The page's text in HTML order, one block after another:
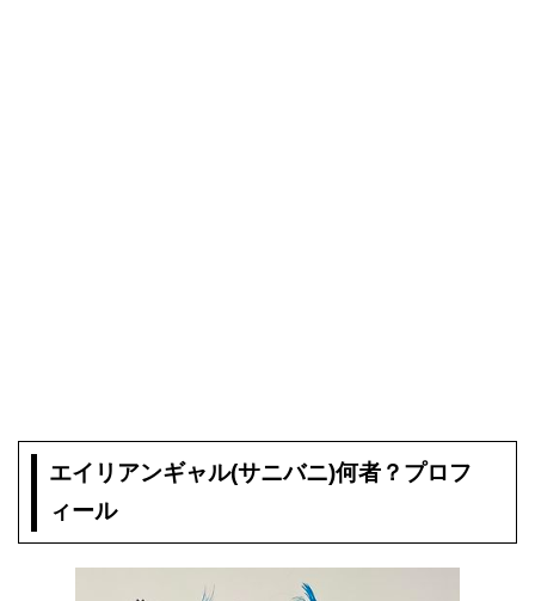
エイリアンギャル(サニバニ)何者？プロフ
ィール